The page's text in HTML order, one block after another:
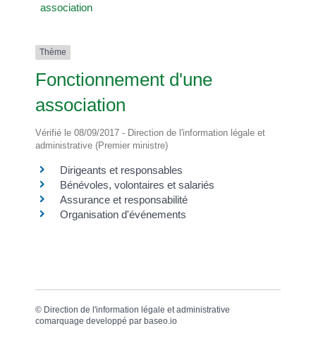
I
L
E
»
association
Thème
Fonctionnement d'une
association
Vérifié le 08/09/2017 - Direction de l'information légale et
administrative (Premier ministre)
Dirigeants et responsables
Bénévoles, volontaires et salariés
Assurance et responsabilité
Organisation d'événements
© Direction de l'information légale et administrative
comarquage developpé par baseo.io